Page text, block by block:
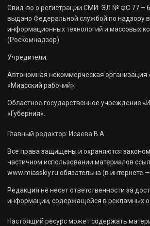
Свид-во о регистрации СМИ: ЭЛ № ФС 77 –
выдано Федеральной службой по надзору
информационных технологий и массовых
(Роскомнадзор)
Учредители:
Автономная некоммерческая организация
«Миасский рабочий»;
Областное государственное учреждение
«Губерния».
Главный редактор: Исаева В.А.
Все права защищены и охраняются
частичном использовании материалов
www.miasskiy.ru обязательна (в интернете
Редакция не несет ответственности за
информации, содержащейся в рекламных
Настоящий ресурс может содержать